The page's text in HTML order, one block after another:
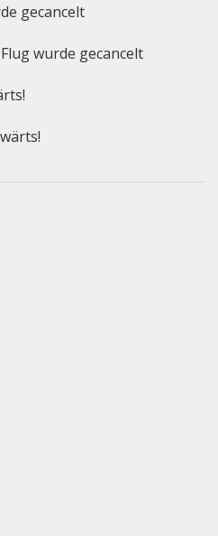
gecancelt
wurde gecancelt